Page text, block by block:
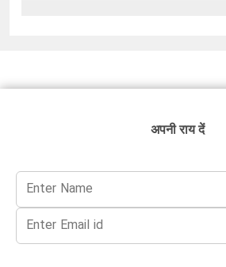
अपनी राय दें